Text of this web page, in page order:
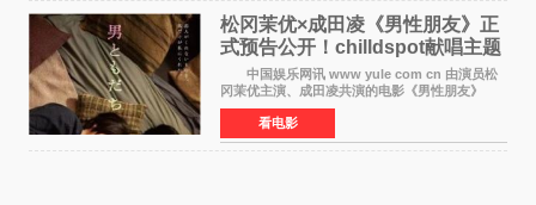
松冈茉优×成田凌《男性朋友》正
式预告公开！chilldspot献唱主题
中国娱乐网讯 www yule com cn 由演员松
冈茉优主演、成田凌共演的电影《男性朋友》
（三岛有纪子执导，11月6日上映）于8月5日公开
正式视觉图与正式预告片。同时，三人乐队
chilldspot为该片创
看电影